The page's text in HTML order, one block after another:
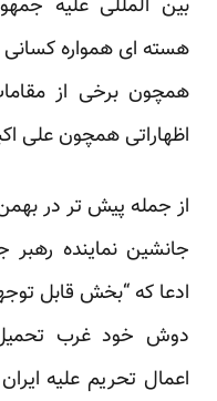
بین المللی علیه
هسته ای همواره کسانی
همچون برخی از
اظهاراتی همچون علی
جانشین نماینده
ادعا که “بخش قابل
دوش خود غرب
اعمال تحریم علیه